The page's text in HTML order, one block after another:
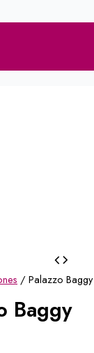
/ Palazzo Baggy
Baggy